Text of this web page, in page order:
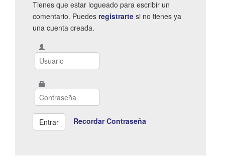
Tienes que estar logueado para escribir un
comentario. Puedes registrarte si no tienes ya
una cuenta creada.
Recordar Contraseña